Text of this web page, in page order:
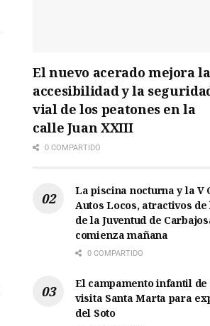
El nuevo acerado mejora la
accesibilidad y la
vial de los peatones en la
calle Juan XXIII
0 COMPARTIDO
La piscina nocturna y la V
Autos Locos, atractivos de
de la Juventud de
comienza mañana
0 COMPARTIDO
El campamento infantil de
visita Santa Marta para
del Soto